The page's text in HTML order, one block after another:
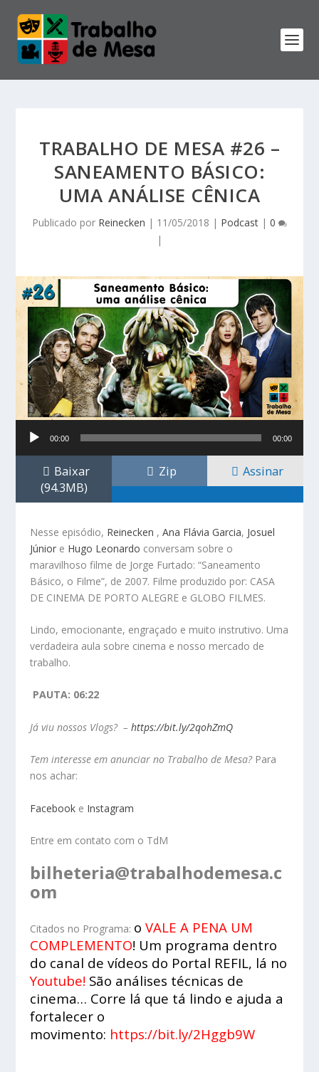
TRABALHO DE MESA #26 –
SANEAMENTO BÁSICO:
UMA ANÁLISE CÊNICA
Publicado por Reinecken | 11/05/2018 | Podcast | 0
|
Tocador
00:00 00:00
Baixar
(94.3MB)
Zip Assinar
Nesse episódio, Reinecken ,Ana Flávia Garcia, Josuel
Júnior e Hugo Leonardo conversam sobre o
maravilhoso filme de Jorge Furtado: “Saneamento
Básico, o Filme”, de 2007. Filme produzido por: CASA
DE CINEMA DE PORTO ALEGRE e GLOBO FILMES.
Lindo, emocionante, engraçado e muito instrutivo. Uma
verdadeira aula sobre cinema e nosso mercado de
trabalho.
PAUTA: 06:22
Já viu nossos Vlogs? –https://bit.ly/2qohZmQ
Tem interesse em anunciar no Trabalho de Mesa? Para
nos achar:
Facebook e Instagram
Entre em contato com o TdM
bilheteria@trabalhodemesa.c
om
Citados no Programa: oVALE A PENA UM
COMPLEMENTO! Um programa dentro
do canal de vídeos do Portal REFIL, lá no
Youtube! São análises técnicas de
cinema… Corre lá que tá lindo e ajuda a
fortalecer o
movimento: https://bit.ly/2Hggb9W